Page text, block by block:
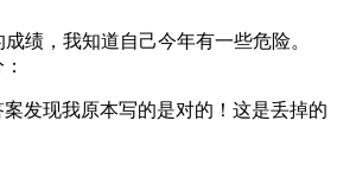
绩，我知道自己今年有一些危险。
发现我原本写的是对的！这是丢掉的